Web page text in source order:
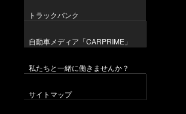
トラックバンク
自動車メディア「CARPRIME」
私たちと一緒に働きませんか？
サイトマップ